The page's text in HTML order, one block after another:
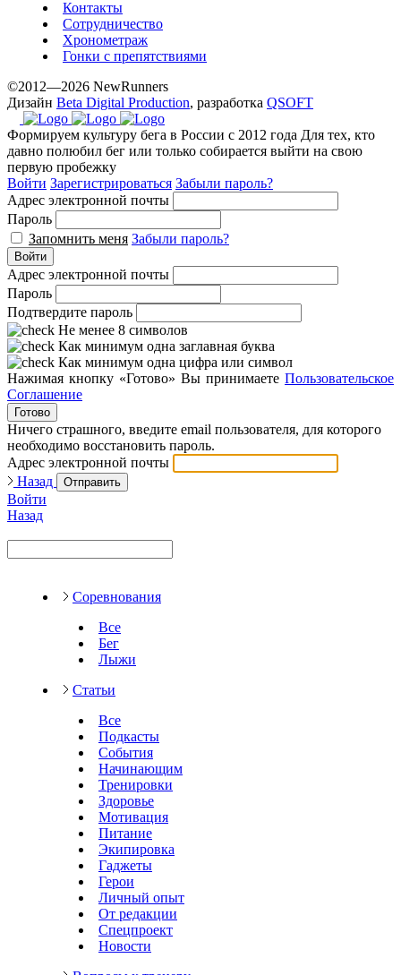
Контакты
Сотрудничество
Хронометраж
Гонки с препятствиями
©2012—2026 NewRunners
Дизайн Beta Digital Production, разработка QSOFT
Формируем культуру бега в России с 2012 года Для тех, кто
давно полюбил бег или только собирается выйти на свою
первую пробежку
Войти Зарегистрироваться Забыли пароль?
Адрес электронной почты
Пароль
Запомнить меня Забыли пароль?
Войти
Адрес электронной почты
Пароль
Подтвердите пароль
Не менее 8 символов
Как минимум одна заглавная буква
Как минимум одна цифра или символ
Нажимая кнопку «Готово» Вы принимаете Пользовательское
Соглашение
Готово
Ничего страшного, введите email пользователя, для которого
необходимо восстановить пароль.
Адрес электронной почты
Назад
Отправить
Войти
Назад
Соревнования
Все
Бег
Лыжи
Статьи
Все
Подкасты
События
Начинающим
Тренировки
Здоровье
Мотивация
Питание
Экипировка
Гаджеты
Герои
Личный опыт
От редакции
Спецпроект
Новости